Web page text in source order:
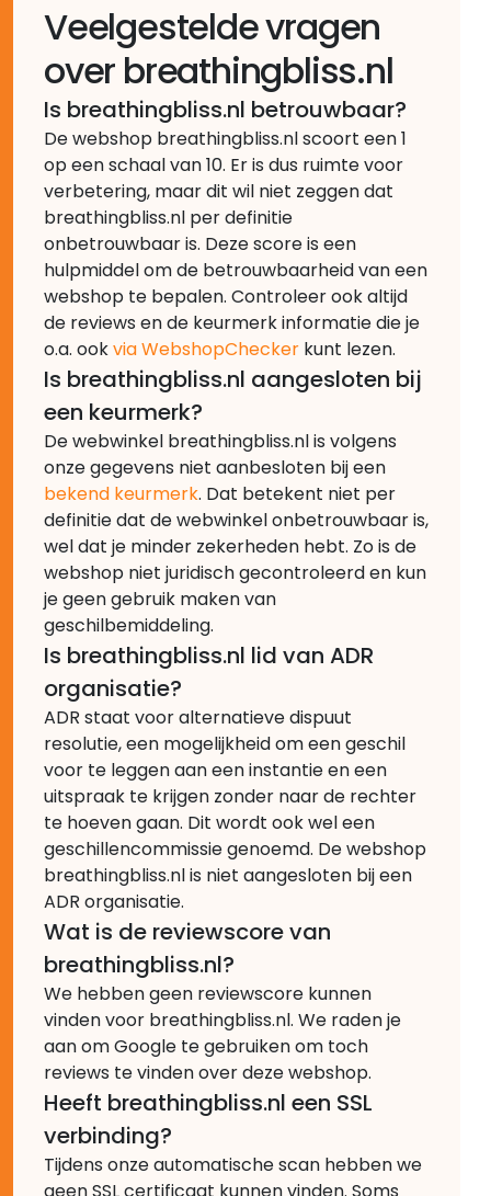
Veelgestelde vragen
over breathingbliss.nl
Is breathingbliss.nl betrouwbaar?
De webshop breathingbliss.nl scoort een 1
op een schaal van 10. Er is dus ruimte voor
verbetering, maar dit wil niet zeggen dat
breathingbliss.nl per definitie
onbetrouwbaar is. Deze score is een
hulpmiddel om de betrouwbaarheid van een
webshop te bepalen. Controleer ook altijd
de reviews en de keurmerk informatie die je
o.a. ookvia WebshopChecker kunt lezen.
Is breathingbliss.nl aangesloten bij
een keurmerk?
De webwinkel breathingbliss.nl is volgens
onze gegevens niet aanbesloten bij een
bekend keurmerk. Dat betekent niet per
definitie dat de webwinkel onbetrouwbaar is,
wel dat je minder zekerheden hebt. Zo is de
webshop niet juridisch gecontroleerd en kun
je geen gebruik maken van
geschilbemiddeling.
Is breathingbliss.nl lid van ADR
organisatie?
ADR staat voor alternatieve dispuut
resolutie, een mogelijkheid om een geschil
voor te leggen aan een instantie en een
uitspraak te krijgen zonder naar de rechter
te hoeven gaan. Dit wordt ook wel een
geschillencommissie genoemd. De webshop
breathingbliss.nl is niet aangesloten bij een
ADR organisatie.
Wat is de reviewscore van
breathingbliss.nl?
We hebben geen reviewscore kunnen
vinden voor breathingbliss.nl. We raden je
aan om Google te gebruiken om toch
reviews te vinden over deze webshop.
Heeft breathingbliss.nl een SSL
verbinding?
Tijdens onze automatische scan hebben we
geen SSL certificaat kunnen vinden. Soms